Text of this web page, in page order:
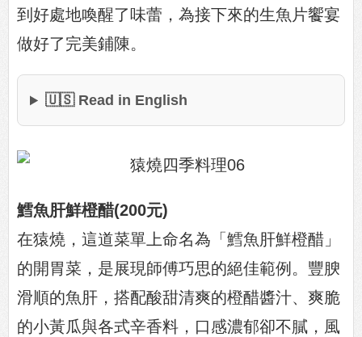
到好處地喚醒了味蕾，為接下來的生魚片饗宴
做好了完美鋪陳。
🇺🇸 Read in English
鱈魚肝鮮橙醋(200元)
在猿燒，這道菜單上命名為「鱈魚肝鮮橙醋」
的開胃菜，是展現師傅巧思的絕佳範例。豐腴
滑順的魚肝，搭配酸甜清爽的橙醋醬汁、爽脆
的小黃瓜與各式辛香料，口感濃郁卻不膩，風